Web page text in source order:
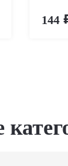
144